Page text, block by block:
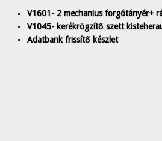
V1601- 2 mechanius forgótányér+
V1045- kerékrögzítő szett
Adatbank frissítő készlet